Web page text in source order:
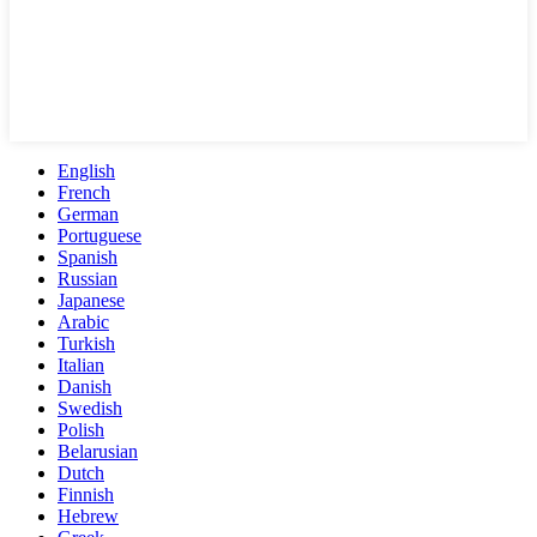
English
French
German
Portuguese
Spanish
Russian
Japanese
Arabic
Turkish
Italian
Danish
Swedish
Polish
Belarusian
Dutch
Finnish
Hebrew